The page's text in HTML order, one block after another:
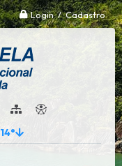
Login / Cadastro
14°